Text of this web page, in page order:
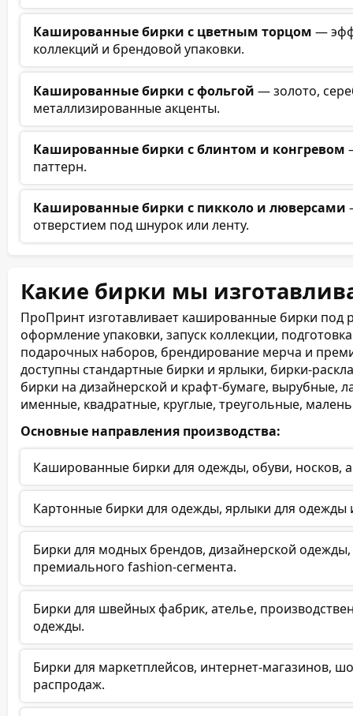
Кашированные бирки с цветным торцом —
коллекций и брендовой упаковки.
Кашированные бирки с фольгой — золото,
металлизированные акценты.
Кашированные бирки с блинтом и конгревом
паттерн.
Кашированные бирки с пикколо и люверсами
отверстием под шнурок или ленту.
Какие бирки мы
ПроПринт изготавливает кашированные бирки под
оформление упаковки, запуск коллекции,
подарочных наборов, брендирование мерча и
доступны стандартные бирки и ярлыки, бирки-
бирки на дизайнерской и крафт-бумаге,
именные, квадратные, круглые, треугольные,
Основные направления производства:
Кашированные бирки для одежды, обуви, носков,
Картонные бирки для одежды, ярлыки для одежды
Бирки для модных брендов, дизайнерской
премиального fashion-сегмента.
Бирки для швейных фабрик, ателье,
одежды.
Бирки для маркетплейсов, интернет-магазинов,
распродаж.